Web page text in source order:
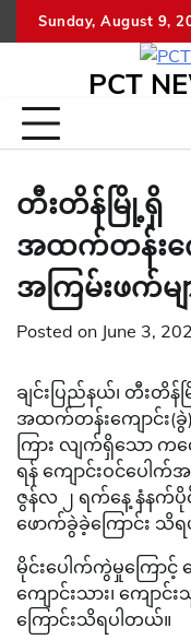
to
Sunday, August 9,
PCT
တီးတိန်မြို့ရှိ
အထက်တန်းကျ
အကြမ်းဖက်မ
Posted on June 3,
ချင်းပြည်နယ်၊ တီးတိန်
အထက်တန်းကျောင်း(ခွဲ
ကြား လျက်ရှိသော
ရန် ကျောင်းဝင်ပေါက်
ဇွန်လ ၂ ရက်နေ့ နံနက်
ဖောက်ခွဲခဲ့ကြောင်း သိ
မိုင်းပေါက်ကွဲမှုကြော
ကျောင်းသား၊ ကျော
ကြောင်းသိရပါတယ်။